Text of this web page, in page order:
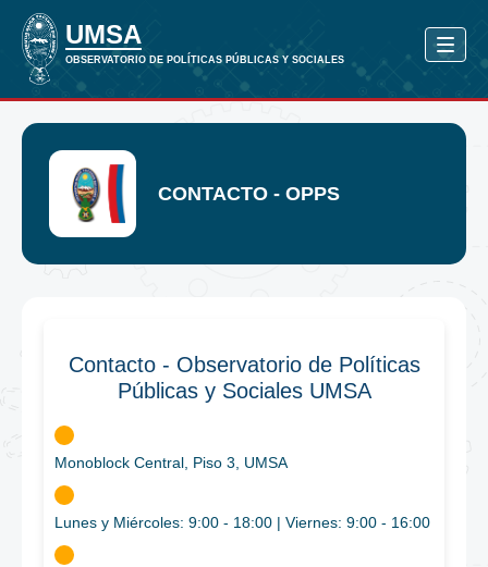
CONTACTO - OPPS
Contacto - Observatorio de Políticas
Públicas y Sociales UMSA
Monoblock Central, Piso 3, UMSA
Lunes y Miércoles: 9:00 - 18:00 | Viernes: 9:00 - 16:00